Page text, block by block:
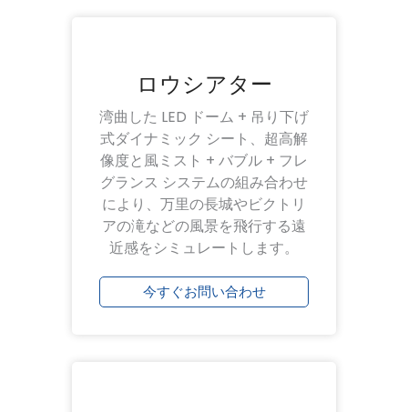
ロウシアター
湾曲した LED ドーム + 吊り下げ
式ダイナミック シート、超高解
像度と風ミスト + バブル + フレ
グランス システムの組み合わせ
により、万里の長城やビクトリ
アの滝などの風景を飛行する遠
近感をシミュレートします。
今すぐお問い合わせ